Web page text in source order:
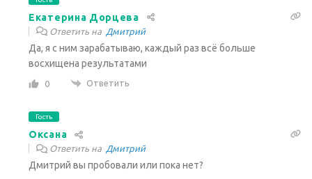
Екатерина Дорцева
Ответить на Дмитрий
Да, я с ним зарабатываю, каждый раз всё больше
восхищена результатами
0 Ответить
Гость
Оксана
Ответить на Дмитрий
Дмитрий вы пробовали или пока нет?